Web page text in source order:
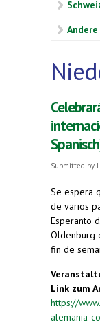
Submitted by
Se espera
de varios
Esperanto
Oldenburg
fin de
Link zum
https://
alemania-